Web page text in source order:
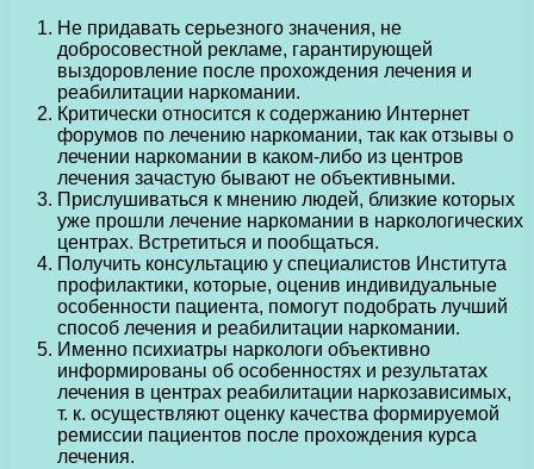
Не придавать серьезного значения, не
добросовестной рекламе, гарантирующей
выздоровление после прохождения лечения и
реабилитации наркомании.
Критически относится к содержанию Интернет
форумов по лечению наркомании, так как отзывы о
лечении наркомании в каком-либо из центров
лечения зачастую бывают не объективными.
Прислушиваться к мнению людей, близкие которых
уже прошли лечение наркомании в наркологических
центрах. Встретиться и пообщаться.
Получить консультацию у специалистов Института
профилактики, которые, оценив индивидуальные
особенности пациента, помогут подобрать лучший
способ лечения и реабилитации наркомании.
Именно психиатры наркологи объективно
информированы об особенностях и результатах
лечения в центрах реабилитации наркозависимых,
т. к. осуществляют оценку качества формируемой
ремиссии пациентов после прохождения курса
лечения.